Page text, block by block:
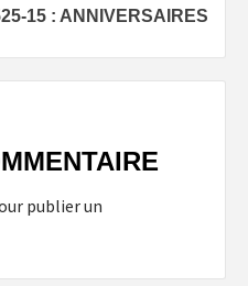
15 : ANNIVERSAIRES
publier un